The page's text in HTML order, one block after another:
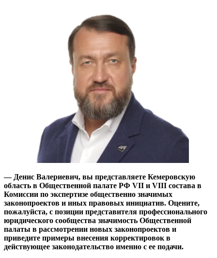
— Денис Валериевич, вы представляете Кемеровскую
область в Общественной палате РФ VII и VIII состава в
Комиссии по экспертизе общественно значимых
законопроектов и иных правовых инициатив. Оцените,
пожалуйста, с позиции представителя профессионального
юридического сообщества значимость Общественной
палаты в рассмотрении новых законопроектов и
приведите примеры внесения корректировок в
действующее законодательство именно с ее подачи.